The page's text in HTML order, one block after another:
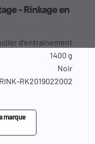
- Rinkage en
d'entrainement
1400 g
Noir
RINK-RK2019022002
marque